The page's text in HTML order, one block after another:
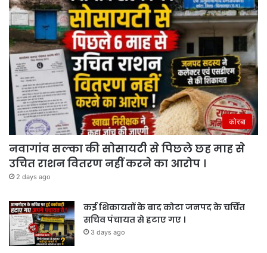
कोरबा
नवागांव सल्का की सोसायटी से पिछले छह माह से
उचित राशन वितरण नहीं करने का आरोप ।
2 days ago
कई शिकायतों के बाद कोटा जनपद के चर्चित
सचिव पंचायत से हटाए गए ।
3 days ago